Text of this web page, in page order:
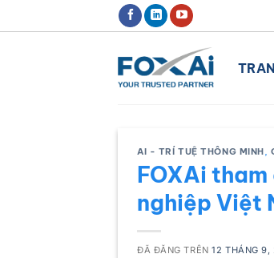
đến
AI - TRÍ TUỆ THÔNG MINH,
FOXAi
nghiệp Việt
ĐÃ ĐĂNG TRÊN12 THÁNG 9,